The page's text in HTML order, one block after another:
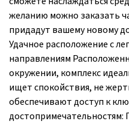
желанию можно заказать
придадут вашему новому
Удачное расположение с
направлениям
окружении, комплекс
ищет спокойствия, не
обеспечивают доступ к
достопримечательностям: